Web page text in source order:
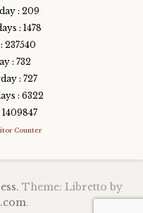
: 209
: 1478
237540
: 732
: 727
: 6322
Counter
Theme: Libretto by
.